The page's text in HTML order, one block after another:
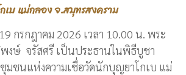
บ แม่กลอง จ.สมุทรสงคราม
รกฎาคม 2026 เวลา 10.00 น. พระ
พงษ์ จรัสศรี เป็นประธานในพิธีบูชา
มชนแห่งความเชื่อวัดนักบุญยาโกเบ แม่